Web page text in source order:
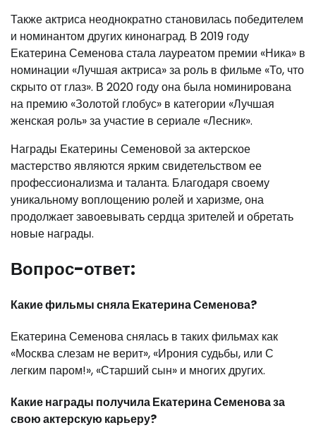
Также актриса неоднократно становилась победителем
и номинантом других кинонаград. В 2019 году
Екатерина Семенова стала лауреатом премии «Ника» в
номинации «Лучшая актриса» за роль в фильме «То, что
скрыто от глаз». В 2020 году она была номинирована
на премию «Золотой глобус» в категории «Лучшая
женская роль» за участие в сериале «Лесник».
Награды Екатерины Семеновой за актерское
мастерство являются ярким свидетельством ее
профессионализма и таланта. Благодаря своему
уникальному воплощению ролей и харизме, она
продолжает завоевывать сердца зрителей и обретать
новые награды.
Вопрос-ответ:
Какие фильмы сняла Екатерина Семенова?
Екатерина Семенова снялась в таких фильмах как
«Москва слезам не верит», «Ирония судьбы, или С
легким паром!», «Старший сын» и многих других.
Какие награды получила Екатерина Семенова за
свою актерскую карьеру?